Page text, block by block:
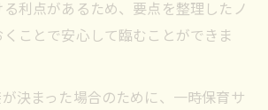
う勤務形態を面接で伝えるコツ
緊張せず面接を受けるための事前
利点があるため、要点を整理したノ
ことで安心して臨むことができま
決まった場合のために、一時保育サ